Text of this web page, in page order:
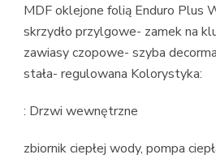
MDF oklejone folią Enduro Plus
skrzydło przylgowe- zamek na
zawiasy czopowe- szyba
stała- regulowana Kolorystyka:
: Drzwi wewnętrzne
zbiornik ciepłej wody, pompa